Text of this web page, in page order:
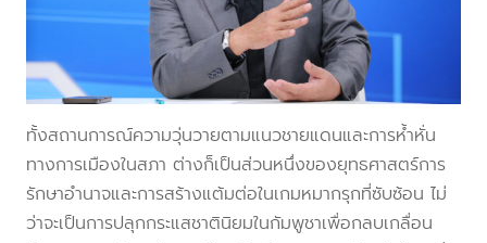
ทั้งสถานการณ์ความวุ่นวายตามแนวชายแดนและการห้ำหั่น
ทางการเมืองในสภา ต่างก็เป็นส่วนหนึ่งของยุทธศาสตร์การ
รักษาอำนาจและการสร้างแต้มต่อในเกมหมากรุกที่ซับซ้อน ไม่
ว่าจะเป็นการปลุกกระแสชาตินิยมในกัมพูชาเพื่อกลบเกลื่อน